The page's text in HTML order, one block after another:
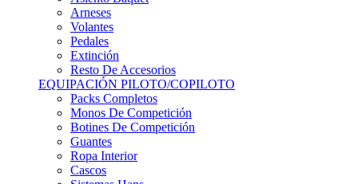
Volantes
Pedales
Extinción
Resto De Accesorios
EQUIPACIÓN PILOTO/COPILOTO
Packs Completos
Monos De Competición
Botines De Competición
Guantes
Ropa Interior
Cascos
Sistemas Hans
Bolsas Y Mochilas